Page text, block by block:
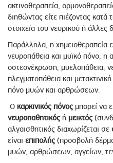
ακτινοθεραπεία,
διηθώντας είτε πιέζοντας
στοιχεία του νευρικού ή άλλες
Παράλληλα, η χημειοθεραπεία
νευροπάθεια και μυϊκό πόνο, η
οστεονέκρωση, μυελοπάθεια,
πλεγματοπάθεια και
πόνο μυών και αρθρώσεων.
Ο καρκινικός πόνοςμπορεί να
νευροπαθητικόςή μεικτός
αλγαισθητικός διαχωρίζεται σε
είναι επιπολής(προσβολή
μυών, αρθρώσεων, αγγείων,